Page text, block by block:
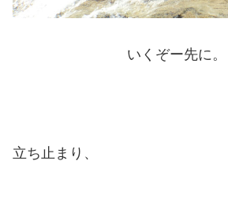
いくぞー先に。
立ち止まり、